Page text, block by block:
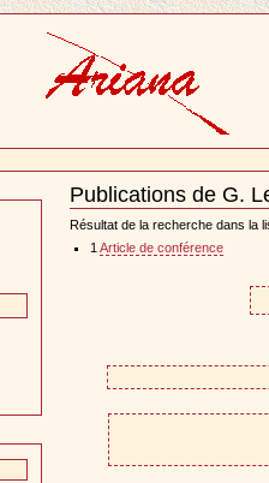
Publications de G.
Document
Actions
Résultat de la recherche dans la
1 Article de conférence